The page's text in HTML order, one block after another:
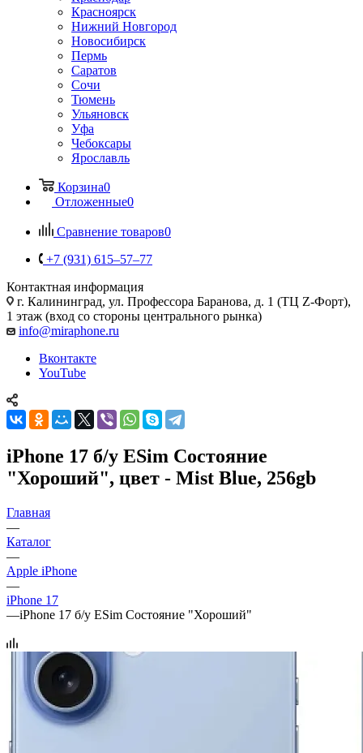
Красноярск
Нижний Новгород
Новосибирск
Пермь
Саратов
Сочи
Тюмень
Ульяновск
Уфа
Чебоксары
Ярославль
Корзина0
Отложенные0
Сравнение товаров0
+7 (931) 615‒57‒77
Контактная информация
г. Калининград, ул. Профессора Баранова, д. 1 (ТЦ Z-Форт),
1 этаж (вход со стороны центрального рынка)
info@miraphone.ru
Вконтакте
YouTube
iPhone 17 б/у ESim Состояние
"Хороший", цвет - Mist Blue, 256gb
Главная
—
Каталог
—
Apple iPhone
—
iPhone 17
—iPhone 17 б/у ESim Состояние "Хороший"